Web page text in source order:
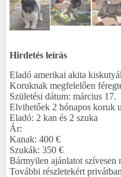
Hirdetés leírás
Eladó amerikai akita
Koruknak megfelelően
Születési dátum: március 17.
Elvihetőek 2 hónapos koruk
Eladó: 2 kan és 2 szuka
Ár:
Kanak: 400 €
Szukák: 350 €
Bármyilen ajánlatot szívesen
További részletekért